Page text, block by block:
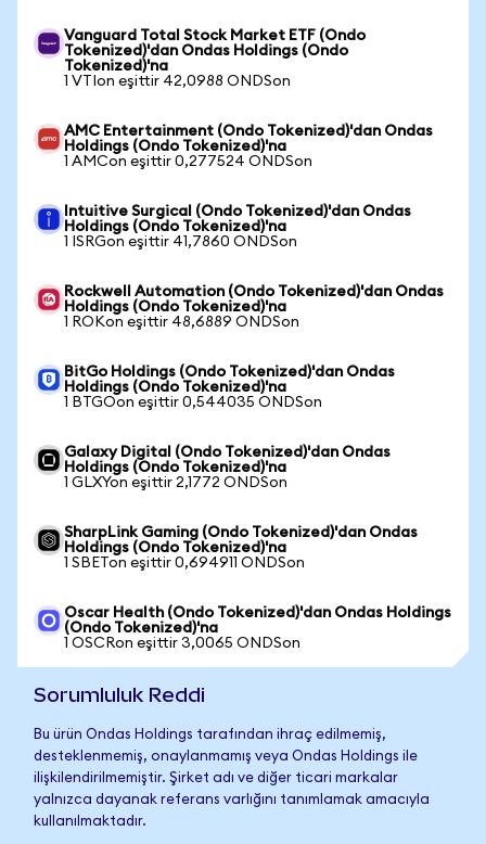
Vanguard Total Stock Market ETF (Ondo
Tokenized)'dan Ondas Holdings (Ondo
Tokenized)'na
1 VTIon eşittir 42,0988 ONDSon
AMC Entertainment (Ondo Tokenized)'dan Ondas
Holdings (Ondo Tokenized)'na
1 AMCon eşittir 0,277524 ONDSon
Intuitive Surgical (Ondo Tokenized)'dan Ondas
Holdings (Ondo Tokenized)'na
1 ISRGon eşittir 41,7860 ONDSon
Rockwell Automation (Ondo Tokenized)'dan Ondas
Holdings (Ondo Tokenized)'na
1 ROKon eşittir 48,6889 ONDSon
BitGo Holdings (Ondo Tokenized)'dan Ondas
Holdings (Ondo Tokenized)'na
1 BTGOon eşittir 0,544035 ONDSon
Galaxy Digital (Ondo Tokenized)'dan Ondas
Holdings (Ondo Tokenized)'na
1 GLXYon eşittir 2,1772 ONDSon
SharpLink Gaming (Ondo Tokenized)'dan Ondas
Holdings (Ondo Tokenized)'na
1 SBETon eşittir 0,694911 ONDSon
Oscar Health (Ondo Tokenized)'dan Ondas Holdings
(Ondo Tokenized)'na
1 OSCRon eşittir 3,0065 ONDSon
Sorumluluk Reddi
Bu ürün Ondas Holdings tarafından ihraç edilmemiş,
desteklenmemiş, onaylanmamış veya Ondas Holdings ile
ilişkilendirilmemiştir. Şirket adı ve diğer ticari markalar
yalnızca dayanak referans varlığını tanımlamak amacıyla
kullanılmaktadır.